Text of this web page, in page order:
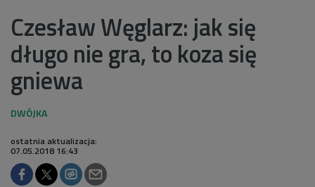
Czesław Węglarz: jak się
długo nie gra, to koza się
gniewa
ostatnia aktualizacja:
07.05.2018 16:43